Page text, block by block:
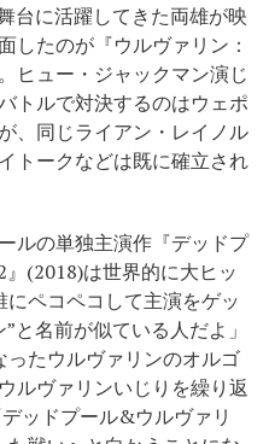
台に活躍してきた両雄が映
したのが『ウルヴァリン：
ヒュー・ジャックマン演じ
トルで対決するのはウェポ
、同じライアン・レイノル
トークなどは既に確立され
ルの単独主演作『デッドプ
(2018)は世界的に大ヒッ
にペコペコして主演をゲッ
と名前が似ている人だよ」
たウルヴァリンのオルゴ
ルヴァリンいじりを繰り返
ッドプール&ウルヴァリ